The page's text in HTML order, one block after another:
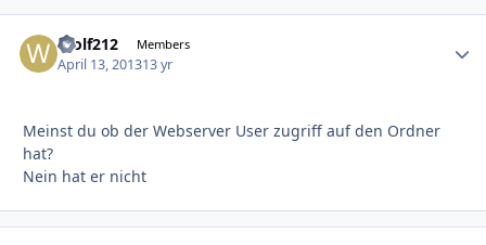
Wolf212 Members
April 13, 201313 yr
Meinst du ob der Webserver User zugriff auf den Ordner
hat?
Nein hat er nicht